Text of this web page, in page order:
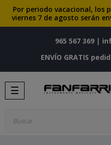
Por periodo vacacional, los
viernes 7 de agosto serán
965 567 369|
ENVÍO GRATIS
Navegación
de
☰